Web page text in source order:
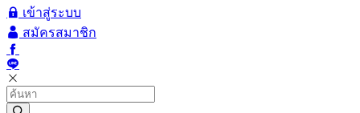
เข้าสู่ระบบ
สมัครสมาชิก